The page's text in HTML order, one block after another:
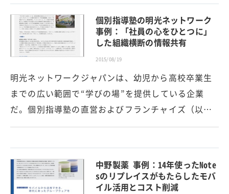
個別指導塾の明光ネットワーク
事例：「社員の心をひとつに」
した組織横断の情報共有
2015/08/19
明光ネットワークジャパンは、幼児から高校卒業生
までの広い範囲で“学びの場”を提供している企業
だ。個別指導塾の直営およびフランチャイズ（以…
中野製薬 事例：14年使ったNote
sのリプレイスがもたらしたモバ
イル活用とコスト削減